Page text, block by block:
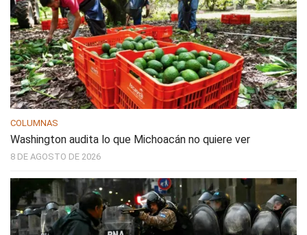
COLUMNAS
Washington audita lo que Michoacán no quiere ver
8 DE AGOSTO DE 2026